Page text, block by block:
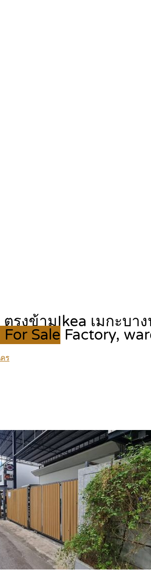
ตรงข้ามIkea เมกะบ
Sale Factory,
ร